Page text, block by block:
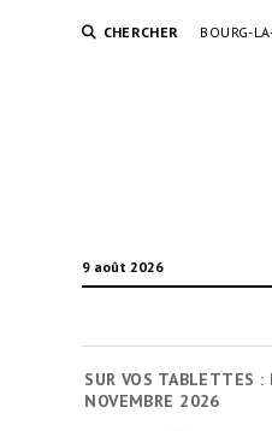
CHERCHER BOURG-
9 août 2026
SUR VOS TABLETTES
NOVEMBRE 2026